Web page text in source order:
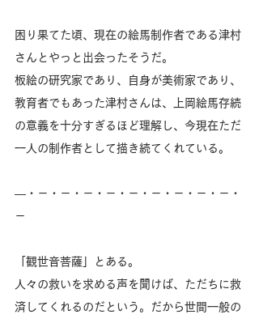
困り果てた頃、現在の絵馬制作者である津村
さんとやっと出会ったそうだ。
板絵の研究家であり、自身が美術家であり、
教育者でもあった津村さんは、上岡絵馬存続
の意義を十分すぎるほど理解し、今現在ただ
一人の制作者として描き続てくれている。
―・－・－・－・－・－・－・－・－・－・
－
「観世音菩薩」とある。
人々の救いを求める声を聞けば、ただちに救
済してくれるのだという。だから世間一般の